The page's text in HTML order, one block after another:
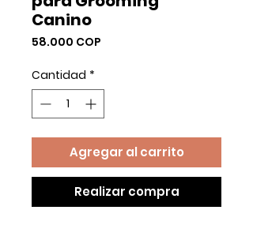
Canino
58.000 COP
Cantidad *
Agregar al carrito
Realizar compra